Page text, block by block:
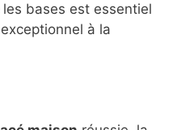
bases est essentiel
à la